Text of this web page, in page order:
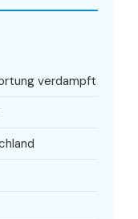
verdampft